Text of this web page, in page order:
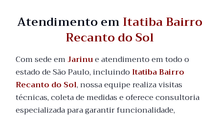
Atendimento emItatiba Bairro
Recanto do Sol
Com sede emJarinue atendimento em todo o
estado de São Paulo, incluindo Itatiba Bairro
Recanto do Sol, nossa equipe realiza visitas
técnicas, coleta de medidas e oferece consultoria
especializada para garantir funcionalidade,